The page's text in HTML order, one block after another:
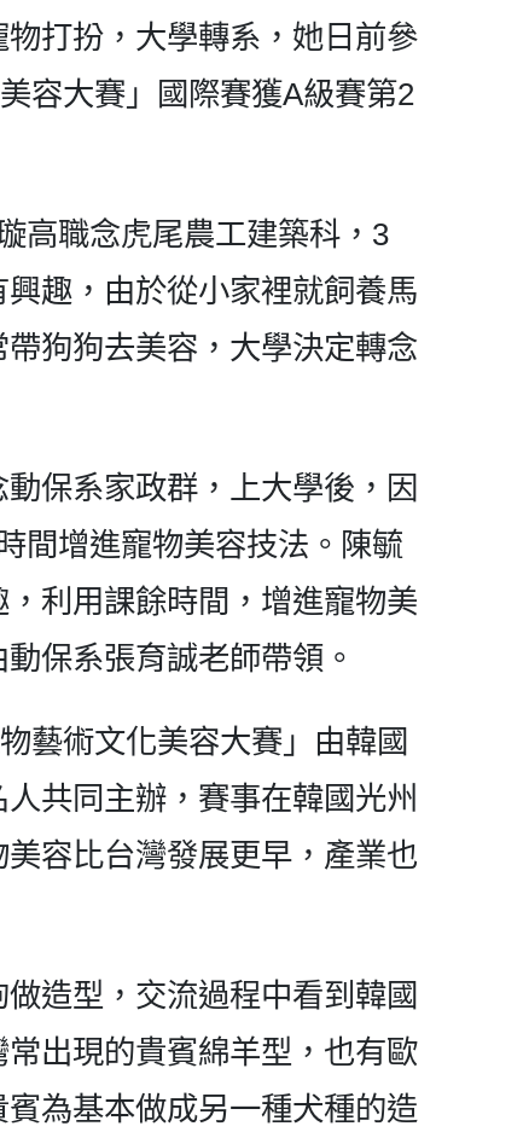
打扮，大學轉系，她日前參
容大賽」國際賽獲A級賽第2
高職念虎尾農工建築科，3
趣，由於從小家裡就飼養馬
狗狗去美容，大學決定轉念
保系家政群，上大學後，因
間增進寵物美容技法。陳毓
利用課餘時間，增進寵物美
保系張育誠老師帶領。
藝術文化美容大賽」由韓國
共同主辦，賽事在韓國光州
容比台灣發展更早，產業也
造型，交流過程中看到韓國
出現的貴賓綿羊型，也有歐
為基本做成另一種犬種的造